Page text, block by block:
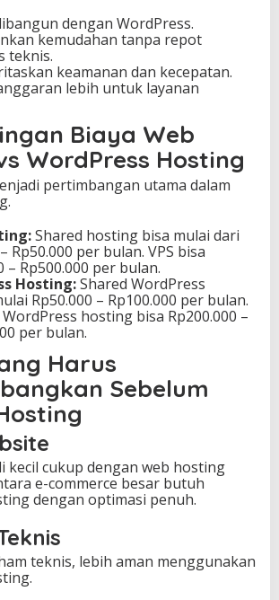
dengan WordPress.
kemudahan tanpa repot
teknis.
keamanan dan kecepatan.
lebih untuk layanan
Biaya Web
WordPress Hosting
pertimbangan utama dalam
Shared hosting bisa mulai dari
Rp50.000 per bulan. VPS bisa
– Rp500.000 per bulan.
Hosting:Shared WordPress
Rp50.000 – Rp100.000 per bulan.
hosting bisa Rp200.000 –
per bulan.
Harus
Sebelum
kecil cukup dengan web hosting
e-commerce besar butuh
dengan optimasi penuh.
teknis, lebih aman menggunakan